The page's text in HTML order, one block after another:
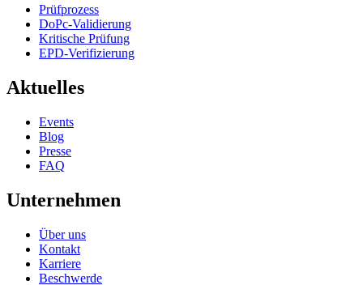
Prüfprozess
DoPc-Validierung
Kritische Prüfung
EPD-Verifizierung
Aktuelles
Events
Blog
Presse
FAQ
Unternehmen
Über uns
Kontakt
Karriere
Beschwerde